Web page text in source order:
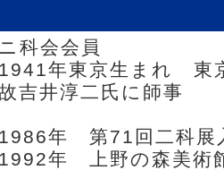
ニ科会会員
1941年東京生まれ 東
吉井淳二氏に師事
1986年 第71回二科展
1992年 上野の森美術